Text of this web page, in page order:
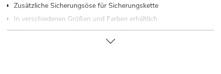
Zusätzliche Sicherungsöse für Sicherungskette
In verschiedenen Größen und Farben erhältlich
Für Anwendungsgebiete wie zum Beispiel: